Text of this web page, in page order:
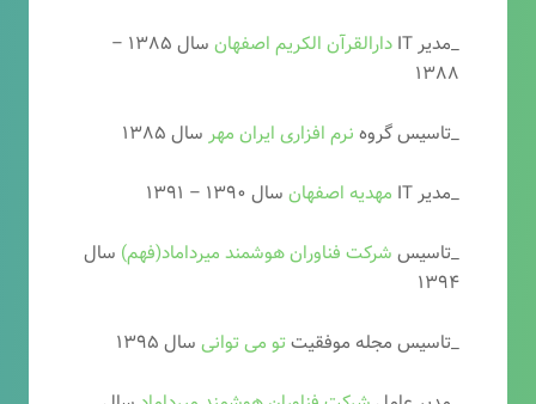
_مدیر IT
دارالقرآن الکریم اصفهان
سال ۱۳۸۵ –
۱۳۸۸
_تاسیس گروه نرم افزاری ایران مهر سال ۱۳۸۵
_مدیر IT
مهدیه اصفهان سال ۱۳۹۰ – ۱۳۹۱
_تاسیس شرکت فناوران هوشمند میرداماد(فهم) سال
۱۳۹۴
_تاسیس مجله موفقیتتو می توانی سال ۱۳۹۵